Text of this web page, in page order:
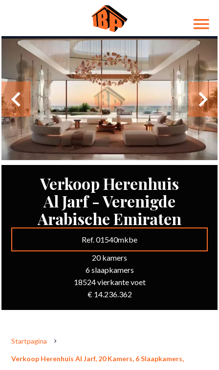
Verkoop Herenhuis
Al Jarf - Verenigde
Arabische Emiraten
Ref. 01540mkbe
20 kamers
6 slaapkamers
18524 vierkante voet
€ 14.236.362
Startpagina
Verkoop Herenhuis Al Jarf, 20 Kamers, 6 Slaapkamers,